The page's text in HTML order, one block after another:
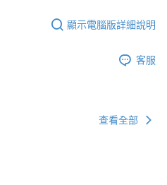
顯示電腦版詳細說明
客服
查看全部